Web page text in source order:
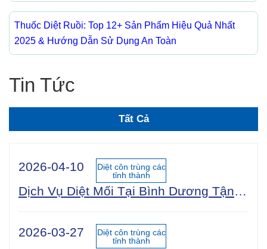
Thuốc Diệt Ruồi: Top 12+ Sản Phẩm Hiệu Quả Nhất
2025 & Hướng Dẫn Sử Dụng An Toàn
Tin Tức
Tất Cả
2026-04-10
Diệt côn trùng các
tỉnh thành
Dịch Vụ Diệt Mối Tại Bình Dương Tận Gốc 100% An Toàn Sinh Học | Công Ty Uy Tín Năm 2025
2026-03-27
Diệt côn trùng các
tỉnh thành